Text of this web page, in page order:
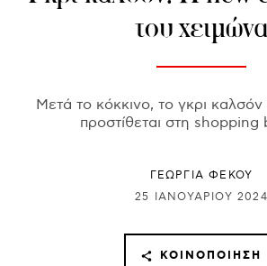
του χειμώνα
Μετά το κόκκινο, το γκρι καλσόν
προστίθεται στη shopping
ΓΕΩΡΓΙΑ ΦΕΚΟΥ
25 ΙΑΝΟΥΑΡΊΟΥ 2024
ΚΟΙΝΟΠΟΊΗΣΗ